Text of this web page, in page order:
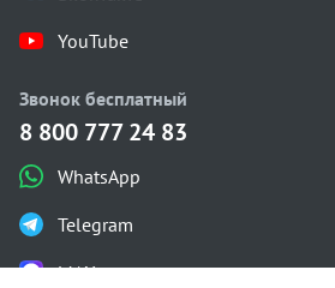
YouTube
Звонок бесплатный
8 800 777 24 83
WhatsApp
Telegram
MAX